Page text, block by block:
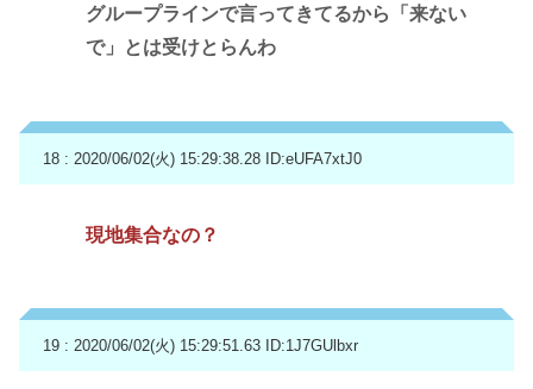
グループラインで言ってきてるから「来ない
で」とは受けとらんわ
18 : 2020/06/02(火) 15:29:38.28 ID:eUFA7xtJ0
現地集合なの？
19 : 2020/06/02(火) 15:29:51.63 ID:1J7GUlbxr